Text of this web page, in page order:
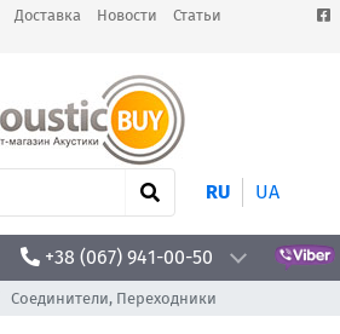
Доставка Новости
Статьи
RU UA
+38 (067) 941-00-50
Соединители, Переходники